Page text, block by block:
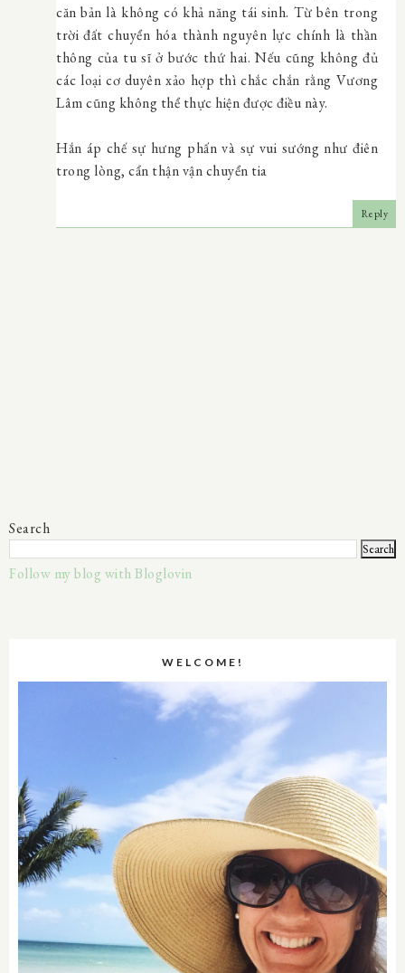
căn bản là không có khả năng tái sinh. Từ bên trong
trời đất chuyển hóa thành nguyên lực chính là thần
thông của tu sĩ ở bước thứ hai. Nếu cũng không đủ
các loại cơ duyên xảo hợp thì chắc chắn rằng Vương
Lâm cũng không thể thực hiện được điều này.
Hắn áp chế sự hưng phấn và sự vui sướng như điên
trong lòng, cẩn thận vận chuyển tia
Reply
Search
Follow my blog with Bloglovin
WELCOME!